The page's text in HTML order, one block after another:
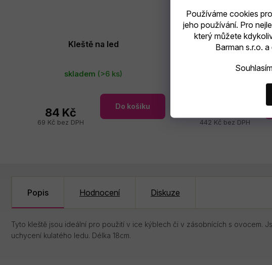
Používáme cookies
jeho používání. Pro
který můžete
Barman s.r.o.
Kleště na led
skladem (>6 ks)
69 Kč bez DPH
84 Kč Do košíku
Kleště na led zlaté
skladem
442 Kč bez DPH
Popis Hodnocení Diskuze
Tyto kleště jsou ideální pro použití v ice kýblech či v zásobnících s ovocem.
uchycení kulatého ledu. Délka 18cm.